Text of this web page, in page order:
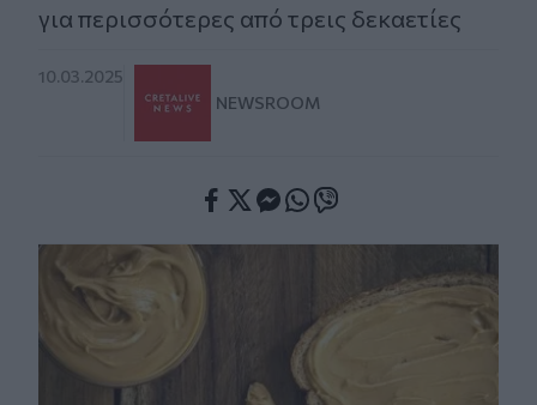
για περισσότερες από τρεις δεκαετίες
10.03.2025
NEWSROOM